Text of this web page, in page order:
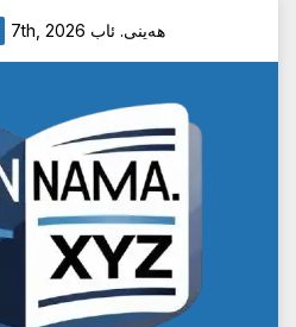
هەینی. ئاب 7th, 2026